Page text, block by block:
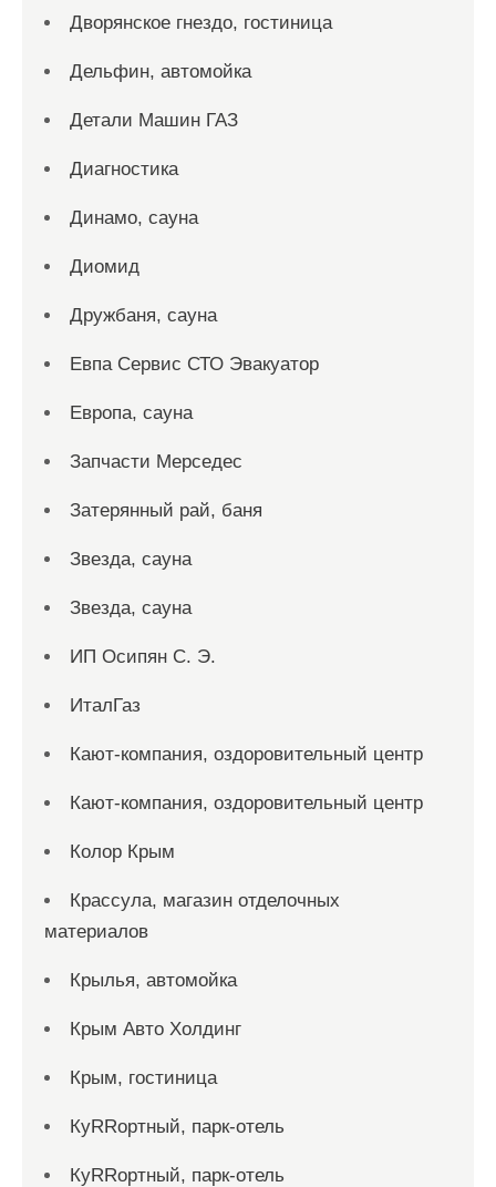
Дворянское гнездо, гостиница
Дельфин, автомойка
Детали Машин ГАЗ
Диагностика
Динамо, сауна
Диомид
Дружбаня, сауна
Евпа Сервис СТО Эвакуатор
Европа, сауна
Запчасти Мерседес
Затерянный рай, баня
Звезда, сауна
Звезда, сауна
ИП Осипян С. Э.
ИталГаз
Кают-компания, оздоровительный центр
Кают-компания, оздоровительный центр
Колор Крым
Крассула, магазин отделочных
материалов
Крылья, автомойка
Крым Авто Холдинг
Крым, гостиница
КуRRортный, парк-отель
КуRRортный, парк-отель